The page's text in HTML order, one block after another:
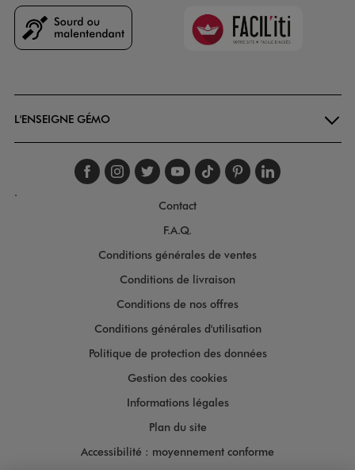
Faciliti
L'ENSEIGNE GÉMO
Suivez-nous sur
Suivez-nous sur
Suivez-nous sur
Suivez-nous
Suivez-nous
Suivez-
.
Contact
F.A.Q.
Conditions générales de ventes
Conditions de livraison
Conditions de nos offres
Conditions générales d'utilisation
Politique de protection des données
Gestion des cookies
Informations légales
Plan du site
Accessibilité : moyennement conforme